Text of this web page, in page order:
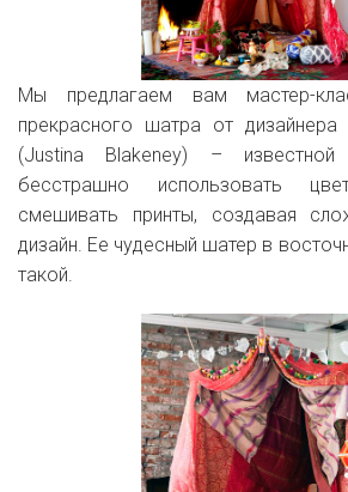
Мы предлагаем вам мастер-
прекрасного шатра от
(Justina Blakeney) – известной
бесстрашно использовать
смешивать принты, создавая
дизайн. Ее чудесный шатер в
такой.